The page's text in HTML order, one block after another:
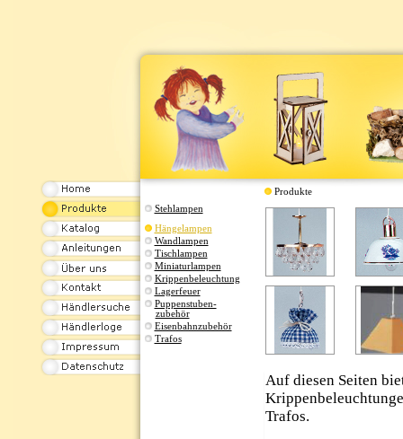
Stehlampen
Hängelampen
Wandlampen
Tischlampen
Miniaturlampen
Krippenbeleuchtung
Lagerfeuer
Puppenstuben-
zubehör
Eisenbahnzubehör
Trafos
Produkte